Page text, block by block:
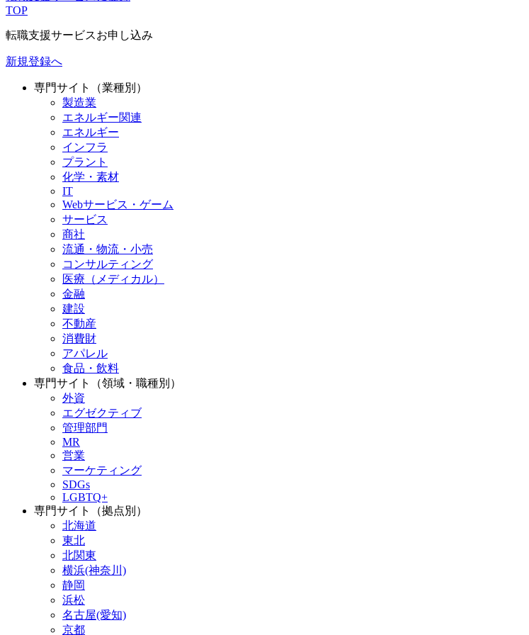
TOP
転職支援サービスお申し込み
新規登録へ
専門サイト（業種別）
製造業
エネルギー関連
エネルギー
インフラ
プラント
化学・素材
IT
Webサービス・ゲーム
サービス
商社
流通・物流・小売
コンサルティング
医療（メディカル）
金融
建設
不動産
消費財
アパレル
食品・飲料
専門サイト（領域・職種別）
外資
エグゼクティブ
管理部門
MR
営業
マーケティング
SDGs
LGBTQ+
専門サイト（拠点別）
北海道
東北
北関東
横浜(神奈川)
静岡
浜松
名古屋(愛知)
京都